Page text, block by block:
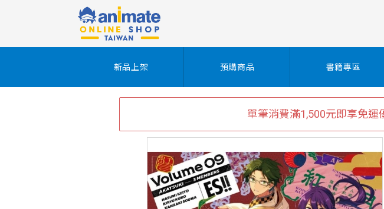
新品上架 預購商品 書籍專區
單筆消費滿1,500元即享免